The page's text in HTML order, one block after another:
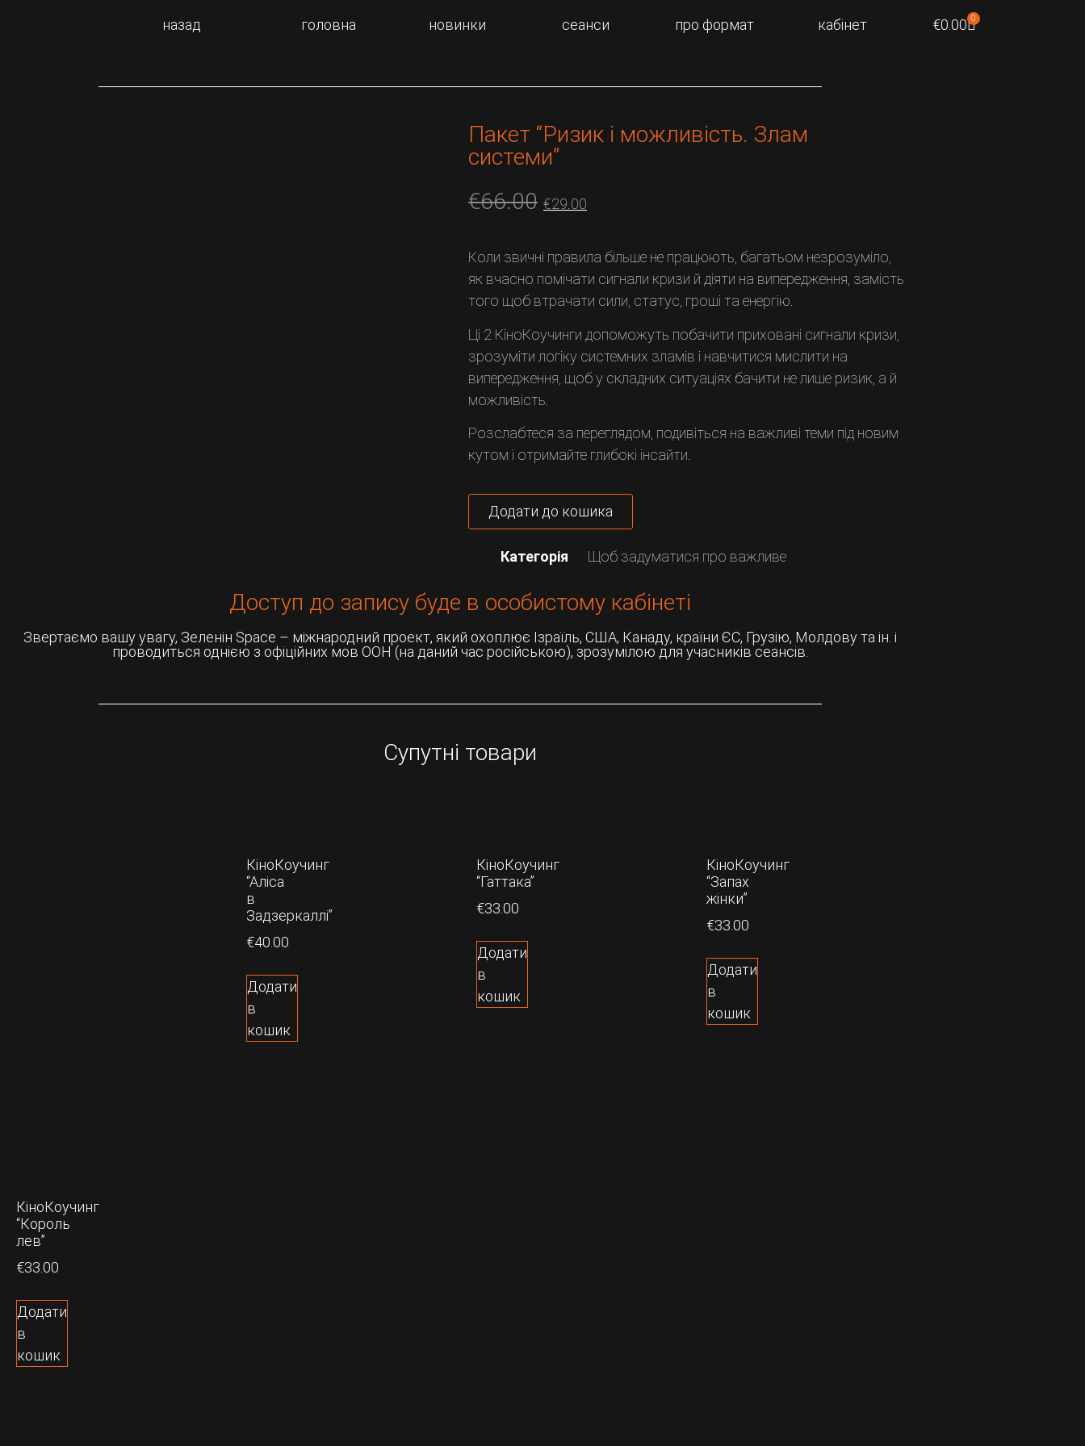
назад головна новинки сеанси про формат кабінет €0.00 0
Пакет “Ризик і можливість. Злам
системи”
€66.00 €29.00
Коли звичні правила більше не працюють, багатьом незрозуміло,
як вчасно помічати сигнали кризи й діяти на випередження, замість
того щоб втрачати сили, статус, гроші та енергію.
Ці 2 КіноКоучинги допоможуть побачити приховані сигнали кризи,
зрозуміти логіку системних зламів і навчитися мислити на
випередження, щоб у складних ситуаціях бачити не лише ризик, а й
можливість.
Розслабтеся за переглядом, подивіться на важливі теми під новим
кутом і отримайте глибокі інсайти.
Додати до кошика
Категорія Щоб задуматися про важливе
Доступ до запису буде в особистому кабінеті
Звертаємо вашу увагу, Зеленін Space – міжнародний проект, який охоплює Ізраїль, США, Канаду, країни ЄС, Грузію, Молдову та ін. і
проводиться однією з офіційних мов ООН (на даний час російською), зрозумілою для учасників сеансів.
Супутні товари
КіноКоучинг
“Аліса
в
Задзеркаллi”
€40.00
Додати
в
кошик
КіноКоучинг
“Гаттака”
€33.00
Додати
в
кошик
КіноКоучинг
“Запах
жінки”
€33.00
Додати
в
кошик
КіноКоучинг
“Король
лев”
€33.00
Додати
в
кошик